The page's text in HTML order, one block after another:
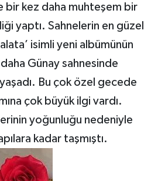
bir kez daha muhteşem bir
yaptı. Sahnelerin en güzel
isimli yeni albümünün
daha Günay sahnesinde
yaşadı. Bu çok özel gecede
çok büyük ilgi vardı.
yoğunluğu nedeniyle
kadar taşmıştı.